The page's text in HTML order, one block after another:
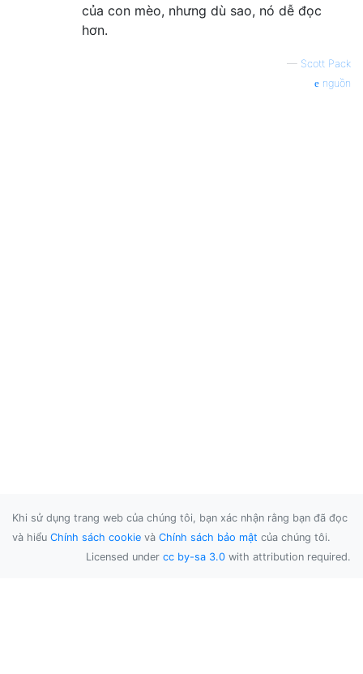
của con mèo, nhưng dù sao, nó dễ đọc
hơn.
— Scott Pack
nguồn
Khi sử dụng trang web của chúng tôi, bạn xác nhận rằng bạn đã đọc
và hiểu Chính sách cookie và Chính sách bảo mật của chúng tôi.
Licensed under cc by-sa 3.0 with attribution required.